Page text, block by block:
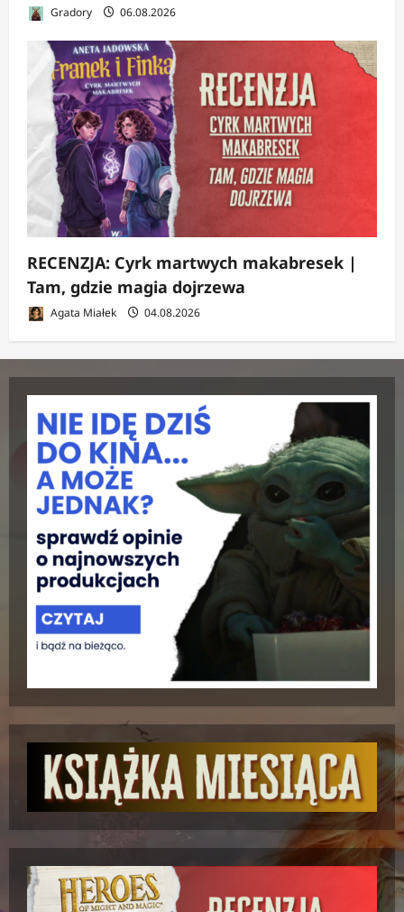
Gradory 06.08.2026
RECENZJA: Cyrk martwych makabresek |
Tam, gdzie magia dojrzewa
Agata Miałek 04.08.2026